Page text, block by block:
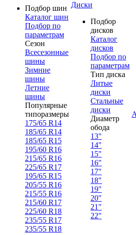
Подбор шин
Каталог шин
Подбор по
параметрам
Сезон
Всесезонные
шины
Зимние
шины
Летние
шины
Популярные
типоразмеры
175/65 R14
185/65 R14
185/65 R15
195/60 R16
215/65 R16
225/65 R17
195/65 R15
205/55 R16
215/55 R16
215/60 R17
225/60 R18
235/55 R17
235/55 R18
Диски
Подбор
дисков
Каталог
дисков
Подбор по
параметрам
Тип диска
Литые
диски
Стальные
диски
Диаметр
обода
13"
14"
15"
16"
17"
18"
19"
20"
21"
22"